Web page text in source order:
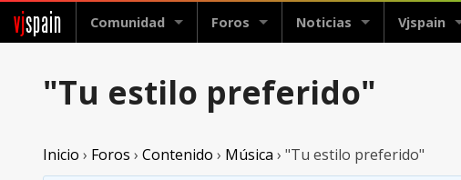
vjspain Comunidad Foros Noticias Vjspain
"Tu estilo preferido"
Inicio › Foros › Contenido › Música › "Tu estilo preferido"